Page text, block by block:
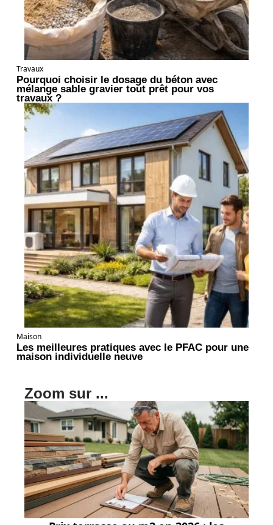
Travaux
Pourquoi choisir le dosage du béton avec
mélange sable gravier tout prêt pour vos
travaux ?
Maison
Les meilleures pratiques avec le PFAC pour une
maison individuelle neuve
Zoom sur ...